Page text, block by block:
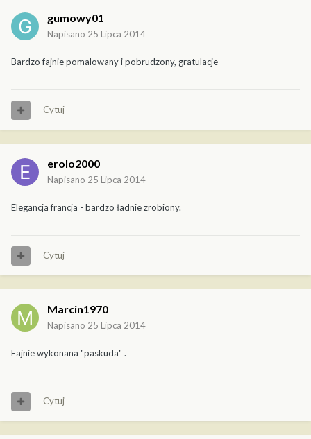
gumowy01
Napisano 25 Lipca 2014
Bardzo fajnie pomalowany i pobrudzony, gratulacje
Cytuj
erolo2000
Napisano 25 Lipca 2014
Elegancja francja - bardzo ładnie zrobiony.
Cytuj
Marcin1970
Napisano 25 Lipca 2014
Fajnie wykonana "paskuda" .
Cytuj